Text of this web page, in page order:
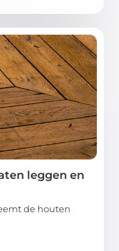
leggen en
de houten